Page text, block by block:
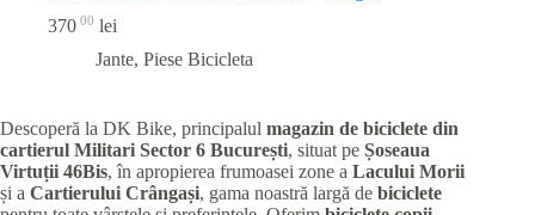
370 00 lei
Jante, Piese Bicicleta
Descoperă la DK Bike, principalul magazin de biciclete din
cartierul Militari Sector 6 București, situat pe Șoseaua
Virtuții 46Bis, în apropierea frumoasei zone a Lacului Morii
și a Cartierului Crângași, gama noastră largă de biciclete